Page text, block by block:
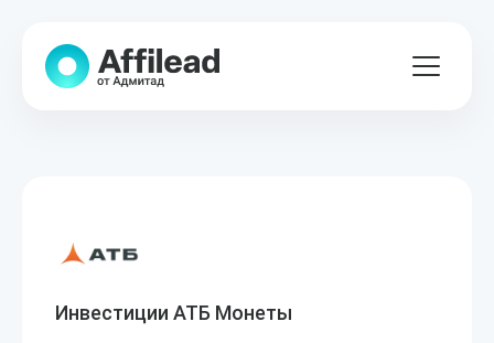
Инвестиции АТБ Монеты